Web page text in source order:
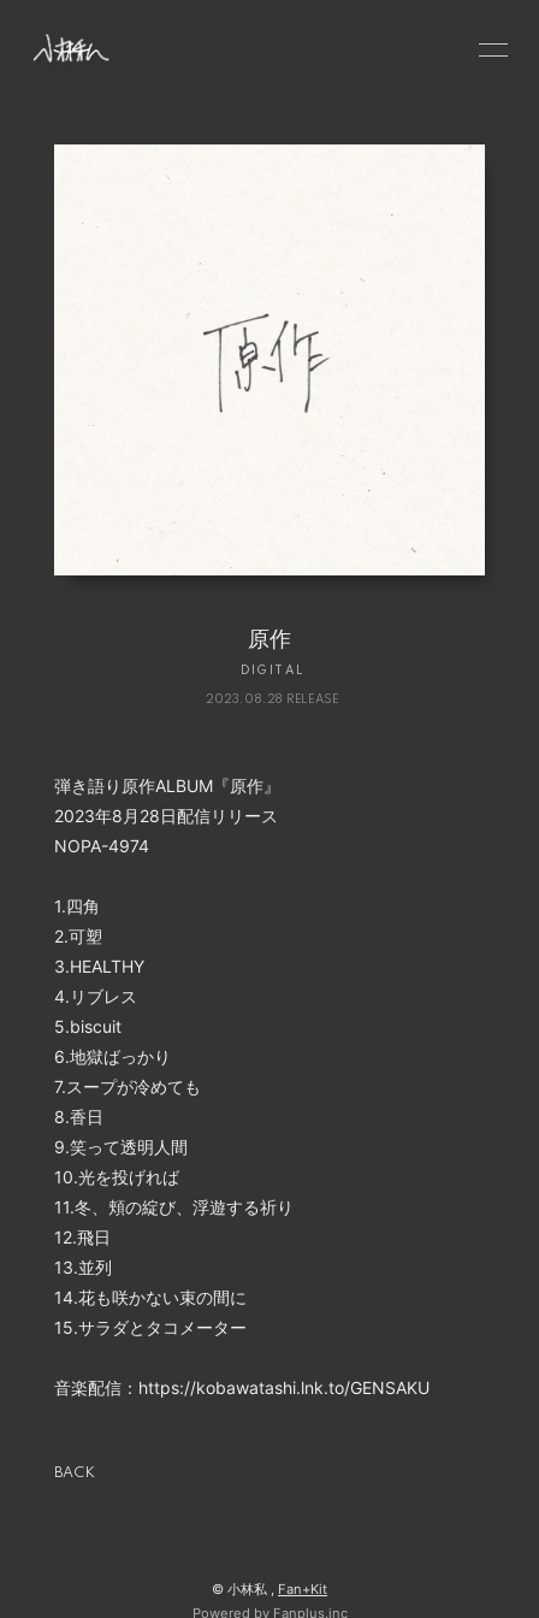
原作
DIGITAL
2023.08.28 RELEASE
弾き語り原作ALBUM『原作』
2023年8月28日配信リリース
NOPA-4974
1.四角
2.可塑
3.HEALTHY
4.リブレス
5.biscuit
6.地獄ばっかり
7.スープが冷めても
8.香日
9.笑って透明人間
10.光を投げれば
11.冬、頬の綻び、浮遊する祈り
12.飛日
13.並列
14.花も咲かない束の間に
15.サラダとタコメーター
音楽配信： https://kobawatashi.lnk.to/GENSAKU
BACK
© 小林私 , Fan+Kit
Powered by Fanplus.inc